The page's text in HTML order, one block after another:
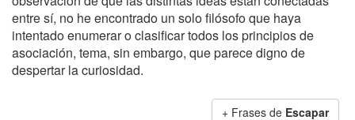
entre sí, no he encontrado un solo filósofo que haya
intentado enumerar o clasificar todos los principios de
asociación, tema, sin embargo, que parece digno de
despertar la curiosidad.
+ Frases de Escapar